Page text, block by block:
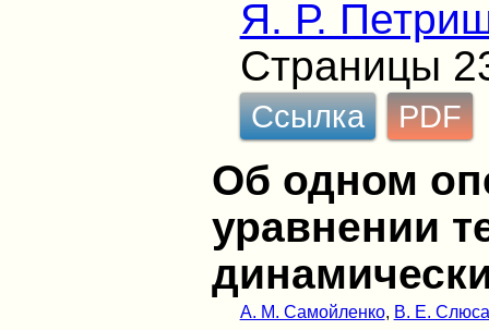
Я. Р.
Страницы
Ссылка PDF
Об одном
уравнении
А. М. Самойленко, В. Е.